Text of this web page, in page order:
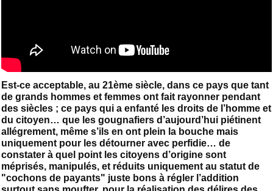
Est-ce acceptable, au 21ème siècle, dans ce pays que tant
de grands hommes et femmes ont fait rayonner pendant
des siècles ; ce pays qui a enfanté les droits de l’homme et
du citoyen… que les gougnafiers d’aujourd’hui piétinent
allégrement, même s’ils en ont plein la bouche mais
uniquement pour les détourner avec perfidie… de
constater à quel point les citoyens d’origine sont
méprisés, manipulés, et réduits uniquement au statut de
"cochons de payants" juste bons à régler l’addition